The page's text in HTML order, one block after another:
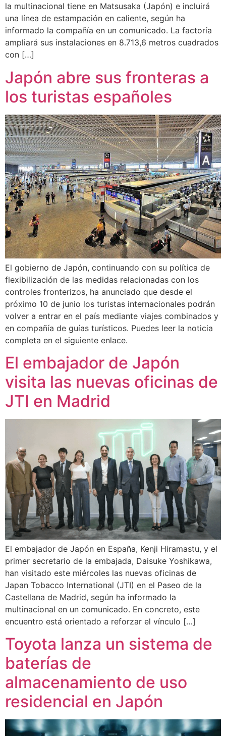
la multinacional tiene en Matsusaka (Japón) e incluirá
una línea de estampación en caliente, según ha
informado la compañía en un comunicado. La factoría
ampliará sus instalaciones en 8.713,6 metros cuadrados
con […]
Japón abre sus fronteras a
los turistas españoles
El gobierno de Japón, continuando con su política de
flexibilización de las medidas relacionadas con los
controles fronterizos, ha anunciado que desde el
próximo 10 de junio los turistas internacionales podrán
volver a entrar en el país mediante viajes combinados y
en compañía de guías turísticos. Puedes leer la noticia
completa en el siguiente enlace.
El embajador de Japón
visita las nuevas oficinas de
JTI en Madrid
El embajador de Japón en España, Kenji Hiramastu, y el
primer secretario de la embajada, Daisuke Yoshikawa,
han visitado este miércoles las nuevas oficinas de
Japan Tobacco International (JTI) en el Paseo de la
Castellana de Madrid, según ha informado la
multinacional en un comunicado. En concreto, este
encuentro está orientado a reforzar el vínculo […]
Toyota lanza un sistema de
baterías de
almacenamiento de uso
residencial en Japón